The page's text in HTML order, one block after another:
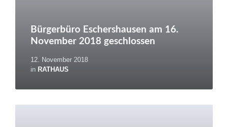
Bürgerbüro Eschershausen am 16.
November 2018 geschlossen
12. November 2018
in RATHAUS